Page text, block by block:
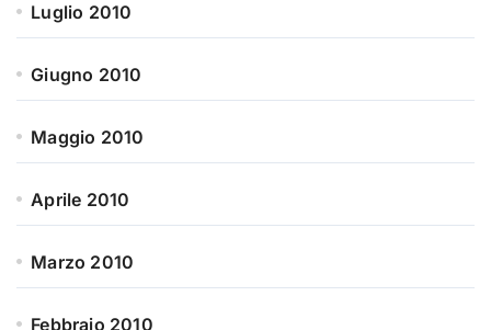
Luglio 2010
Giugno 2010
Maggio 2010
Aprile 2010
Marzo 2010
Febbraio 2010